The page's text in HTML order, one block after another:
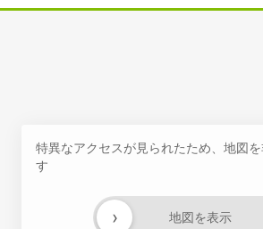
特異なアクセスが見られたため、地図
す
地図を表示
›